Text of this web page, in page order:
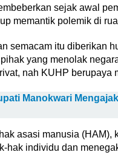
sejak awal
memantik polemik di
semacam itu diberikan
yang menolak
nah KUHP berupaya
Manokwari
asasi manusia (HAM),
hak individu dan